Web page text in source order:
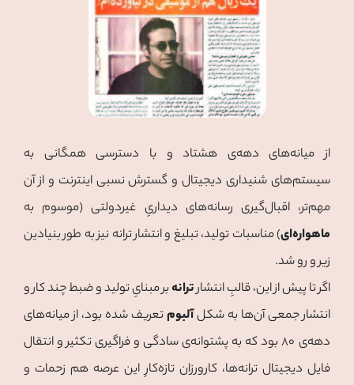
از میانه‌های دهه‌ی هشتاد و با دسترسی همگانی به
سیستم‌های شنیداری دیجیتال و گسترش نسبی اینترنت و از آن
مهم‌تر، اقبال‌گیری رسانه‌های دیداریِ غیردولتی (موسوم به
ماهواره‌ای) مناسبات تولید، تبلیغ و انتشار ترانه نیز به طور بنیادین
زیر و رو شد.
اگر تا پیش از این، قالبِ انتشارترانهبر مبنایِ تولید و ضبط چند کار و
انتشار جمعی آن‌ها به شکلآلبومتعریف شده بود، از میانه‌های
دهه‌ی ۸۰ بود که به پشتوانه‌ی سادگی و فراگیری تکثیر و انتقال
فایل دیجیتال ترانه‌ها، کارورزان تازه‌کارِ این عرصه هم زحمات و